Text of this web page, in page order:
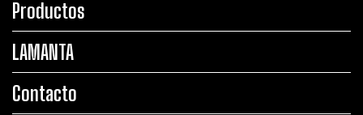
Productos
LAMANTA
Contacto